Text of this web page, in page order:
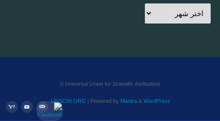
Universal Union for Scientific Institutions ©
UNSCIN.ORG | Powered by Mantra & WordPress.